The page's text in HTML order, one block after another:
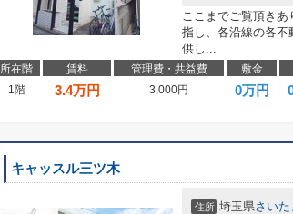
ここまでご覧頂きあ
指し、各沿線の各不
供し...
所在階 賃料 管理費・共益費 敷金
1階
3.4万円 3,000円 0万円
キャッスル三ツ木
住所 埼玉県さい